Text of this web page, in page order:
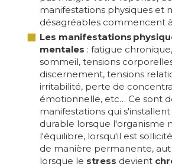
manifestations physiques et
désagréables commencent
Les manifestations
mentales : fatigue
sommeil, tensions
discernement, tensions
irritabilité, perte de
émotionnelle, etc… Ce sont
manifestations qui
durable lorsque l'organisme
l'équilibre, lorsqu'il est
de manière permanente,
lorsque le stress devient